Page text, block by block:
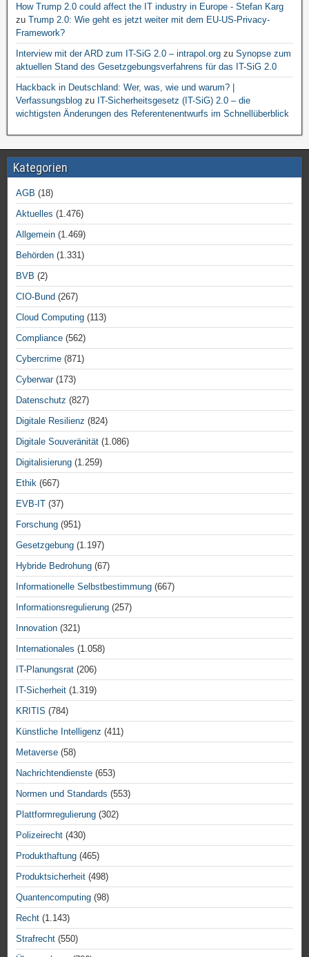
How Trump 2.0 could affect the IT industry in Europe - Stefan Karg
zu Trump 2.0: Wie geht es jetzt weiter mit dem EU-US-Privacy-
Framework?
Interview mit der ARD zum IT-SiG 2.0 – intrapol.org zu Synopse zum
aktuellen Stand des Gesetzgebungsverfahrens für das IT-SiG 2.0
Hackback in Deutschland: Wer, was, wie und warum? |
Verfassungsblog zu IT-Sicherheitsgesetz (IT-SiG) 2.0 – die
wichtigsten Änderungen des Referentenentwurfs im Schnellüberblick
Kategorien
AGB (18)
Aktuelles (1.476)
Allgemein (1.469)
Behörden (1.331)
BVB (2)
CIO-Bund (267)
Cloud Computing (113)
Compliance (562)
Cybercrime (871)
Cyberwar(173)
Datenschutz (827)
Digitale Resilienz (824)
Digitale Souveränität (1.086)
Digitalisierung (1.259)
Ethik (667)
EVB-IT (37)
Forschung (951)
Gesetzgebung (1.197)
Hybride Bedrohung (67)
Informationelle Selbstbestimmung (667)
Informationsregulierung (257)
Innovation (321)
Internationales (1.058)
IT-Planungsrat (206)
IT-Sicherheit (1.319)
KRITIS (784)
Künstliche Intelligenz (411)
Metaverse (58)
Nachrichtendienste (653)
Normen und Standards (553)
Plattformregulierung (302)
Polizeirecht (430)
Produkthaftung (465)
Produktsicherheit (498)
Quantencomputing (98)
Recht (1.143)
Strafrecht (550)